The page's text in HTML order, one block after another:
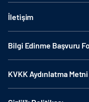
İletişim
Bilgi Edinme Başvuru
KVKK Aydınlatma Metni